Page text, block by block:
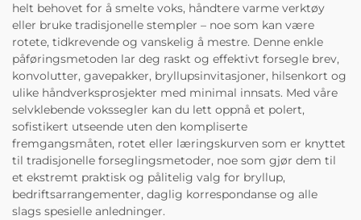
helt behovet for å smelte voks, håndtere varme verktøy
eller bruke tradisjonelle stempler – noe som kan være
rotete, tidkrevende og vanskelig å mestre. Denne enkle
påføringsmetoden lar deg raskt og effektivt forsegle brev,
konvolutter, gavepakker, bryllupsinvitasjoner, hilsenkort og
ulike håndverksprosjekter med minimal innsats. Med våre
selvklebende vokssegler kan du lett oppnå et polert,
sofistikert utseende uten den kompliserte
fremgangsmåten, rotet eller læringskurven som er knyttet
til tradisjonelle forseglingsmetoder, noe som gjør dem til
et ekstremt praktisk og pålitelig valg for bryllup,
bedriftsarrangementer, daglig korrespondanse og alle
slags spesielle anledninger.